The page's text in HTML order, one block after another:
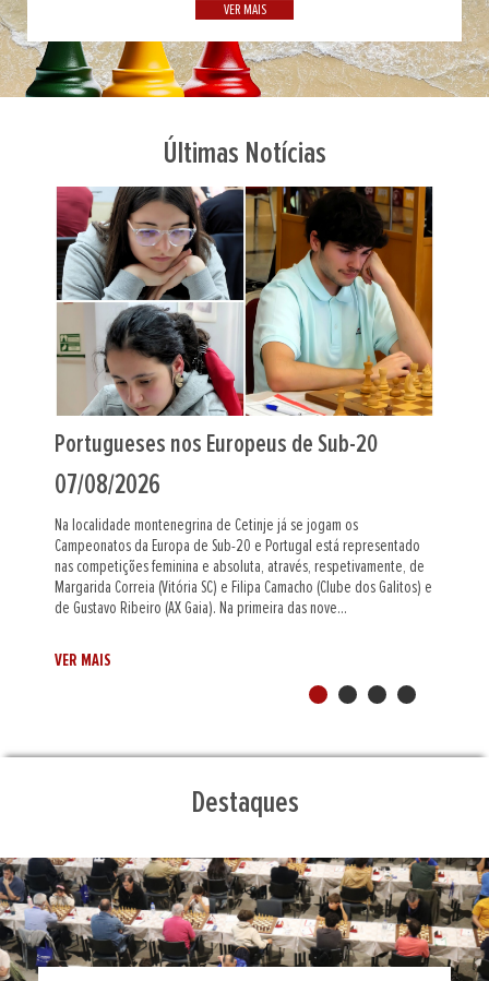
VER MAIS
Últimas Notícias
Indiano Al Muthaiah foi o “farol” em Leça
06/08/2026
O mestre internacional indiano Al Muthaiah (Assembleia Figueirense)
foi o grande vencedor do Leça Chess Open, a primeira prova do
circuito Portugal Chess Tour de 2026/27. Num torneio
supercompetitivo e equilibrado nos primeiros tabuleiros, Al
Muthaiah, cotado com 2442 pontos Elo, beneficiou de um melhor
VER MAIS
Destaques